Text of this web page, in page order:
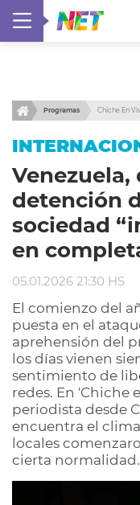
Programas Chiche En
Venezuela,
detención
sociedad
en
05.01.2026 21:30 HS
El comienzo del
puesta en el
aprehensión del
los días vienen
sentimiento de
redes. En 'Chiche
periodista desde
encuentra el
locales
cierta normalidad.